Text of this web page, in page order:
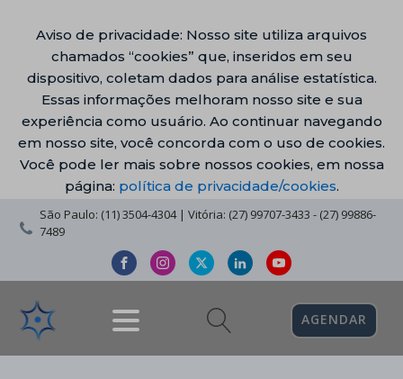
Aviso de privacidade: Nosso site utiliza arquivos
chamados “cookies” que, inseridos em seu
dispositivo, coletam dados para análise estatística.
Essas informações melhoram nosso site e sua
experiência como usuário. Ao continuar navegando
em nosso site, você concorda com o uso de cookies.
Você pode ler mais sobre nossos cookies, em nossa
página: política de privacidade/cookies.
São Paulo: (11) 3504-4304 | Vitória: (27) 99707-3433 - (27) 99886-
7489
AGENDAR